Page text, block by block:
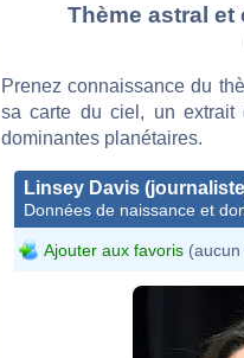
Thème astral
Prenez connaissance du
sa carte du ciel, un extrait
dominantes planétaires.
Linsey Davis
Données de naissance et
Ajouter aux favoris (aucun